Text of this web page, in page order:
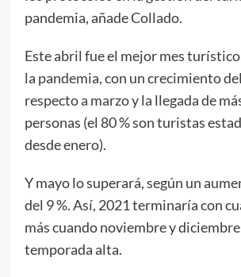
pandemia, añade Collado.
Este abril fue el mejor mes
la pandemia, con un crecimiento
respecto a marzo y la llegada de
personas (el 80 % son turistas
desde enero).
Y mayo lo superará, según un
del 9 %. Así, 2021 terminaría con
más cuando noviembre y
temporada alta.